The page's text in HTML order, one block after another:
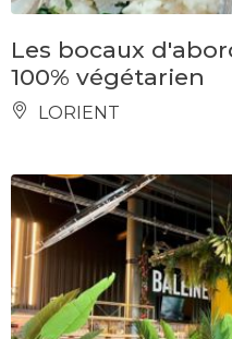
Les bocaux
100% végétarien
LORIENT